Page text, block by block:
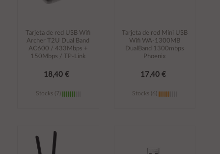
Tarjeta de red USB Wifi
Archer T2U Dual Band
AC600 / 433Mbps +
150Mbps / TP-Link
18,40 €
Stocks (7)
carrito
Tarjeta de red Mini USB
Wifi WA-1300MB
DualBand 1300mbps
Phoenix
17,40 €
Stocks (6)